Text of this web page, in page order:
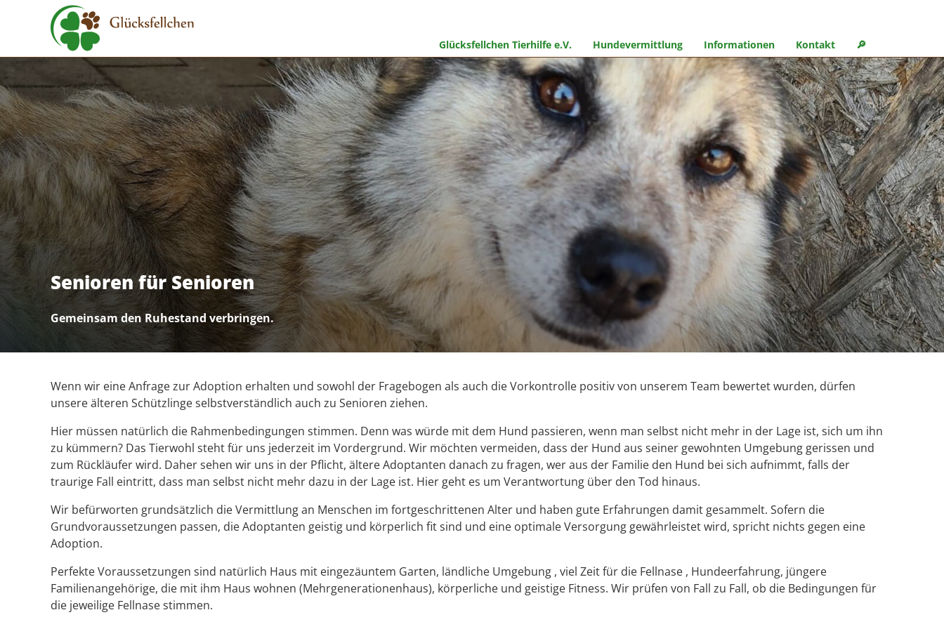
Glücksfellchen Tierhilfe e.V. Hundevermittlung Informationen Kontakt 🔎︎
Senioren für Senioren
Gemeinsam den Ruhestand verbringen.
Wenn wir eine Anfrage zur Adoption erhalten und sowohl der Fragebogen als auch die Vorkontrolle positiv von unserem Team bewertet wurden, dürfen
unsere älteren Schützlinge selbstverständlich auch zu Senioren ziehen.
Hier müssen natürlich die Rahmenbedingungen stimmen. Denn was würde mit dem Hund passieren, wenn man selbst nicht mehr in der Lage ist, sich um ihn
zu kümmern? Das Tierwohl steht für uns jederzeit im Vordergrund. Wir möchten vermeiden, dass der Hund aus seiner gewohnten Umgebung gerissen und
zum Rückläufer wird. Daher sehen wir uns in der Pflicht, ältere Adoptanten danach zu fragen, wer aus der Familie den Hund bei sich aufnimmt, falls der
traurige Fall eintritt, dass man selbst nicht mehr dazu in der Lage ist. Hier geht es um Verantwortung über den Tod hinaus.
Wir befürworten grundsätzlich die Vermittlung an Menschen im fortgeschrittenen Alter und haben gute Erfahrungen damit gesammelt. Sofern die
Grundvoraussetzungen passen, die Adoptanten geistig und körperlich fit sind und eine optimale Versorgung gewährleistet wird, spricht nichts gegen eine
Adoption.
Perfekte Voraussetzungen sind natürlich Haus mit eingezäuntem Garten, ländliche Umgebung , viel Zeit für die Fellnase , Hundeerfahrung, jüngere
Familienangehörige, die mit ihm Haus wohnen (Mehrgenerationenhaus), körperliche und geistige Fitness. Wir prüfen von Fall zu Fall, ob die Bedingungen für
die jeweilige Fellnase stimmen.